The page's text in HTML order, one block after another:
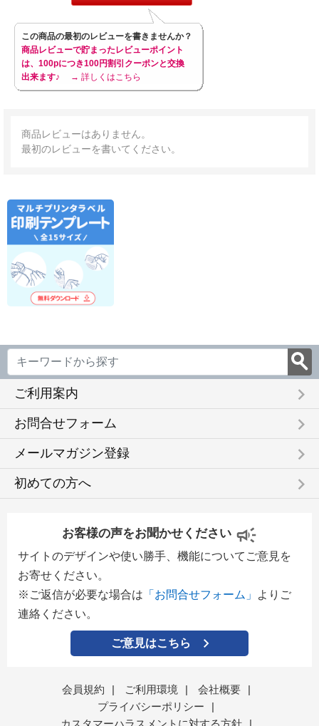
この商品の最初のレビューを書きませんか？
商品レビューで貯まったレビューポイント
は、100pにつき100円割引クーポンと交換
出来ます♪
→ 詳しくはこちら
商品レビューはありません。
最初のレビューを書いてください。
ご利用案内 keyboard_arrow_right
お問合せフォーム keyboard_arrow_right
メールマガジン登録 keyboard_arrow_right
初めての方へ keyboard_arrow_right
お客様の声をお聞かせください
サイトのデザインや使い勝手、機能についてご意見を
お寄せください。
※ご返信が必要な場合は 「お問合せフォーム」
よりご
連絡ください。
ご意見はこちら
会員規約 | ご利用環境 | 会社概要
|
プライバシーポリシー
|